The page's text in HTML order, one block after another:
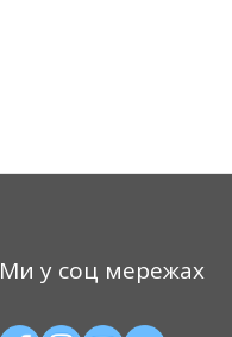
Ми у соц мережах